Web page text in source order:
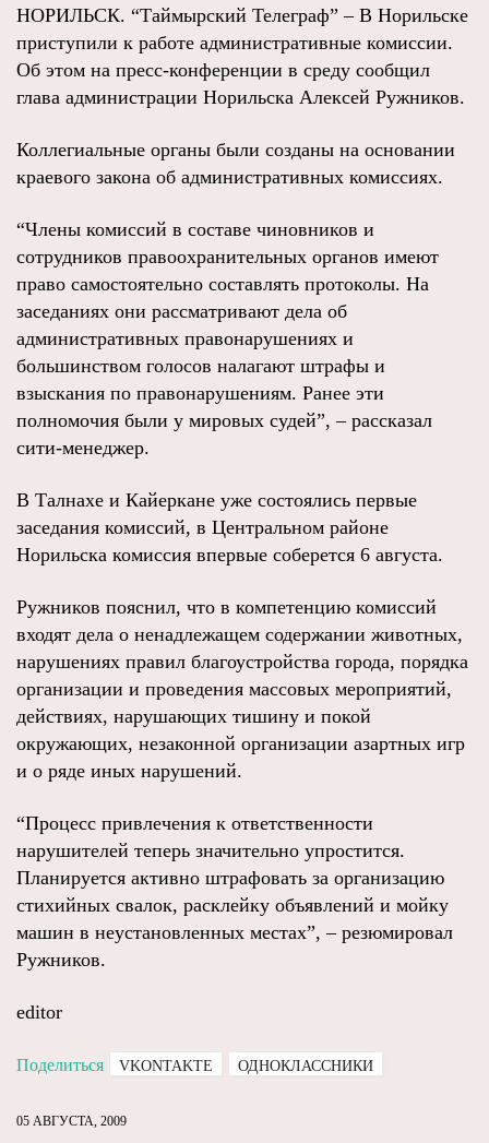
НОРИЛЬСК. “Таймырский Телеграф” – В Норильске
приступили к работе административные комиссии.
Об этом на пресс-конференции в среду сообщил
глава администрации Норильска Алексей Ружников.
Коллегиальные органы были созданы на основании
краевого закона об административных комиссиях.
“Члены комиссий в составе чиновников и
сотрудников правоохранительных органов имеют
право самостоятельно составлять протоколы. На
заседаниях они рассматривают дела об
административных правонарушениях и
большинством голосов налагают штрафы и
взыскания по правонарушениям. Ранее эти
полномочия были у мировых судей”, – рассказал
сити-менеджер.
В Талнахе и Кайеркане уже состоялись первые
заседания комиссий, в Центральном районе
Норильска комиссия впервые соберется 6 августа.
Ружников пояснил, что в компетенцию комиссий
входят дела о ненадлежащем содержании животных,
нарушениях правил благоустройства города, порядка
организации и проведения массовых мероприятий,
действиях, нарушающих тишину и покой
окружающих, незаконной организации азартных игр
и о ряде иных нарушений.
“Процесс привлечения к ответственности
нарушителей теперь значительно упростится.
Планируется активно штрафовать за организацию
стихийных свалок, расклейку объявлений и мойку
машин в неустановленных местах”, – резюмировал
Ружников.
editor
Поделиться VKONTAKTE ОДНОКЛАССНИКИ
05 АВГУСТА, 2009